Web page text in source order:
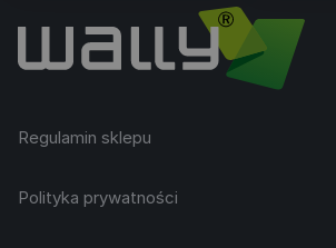
Regulamin sklepu
Polityka prywatności